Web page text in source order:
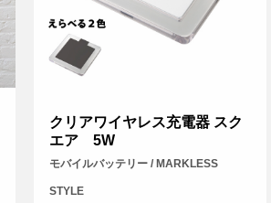
クリアワイヤレス充電器 スク
エア 5W
モバイルバッテリー / MARKLESS
STYLE